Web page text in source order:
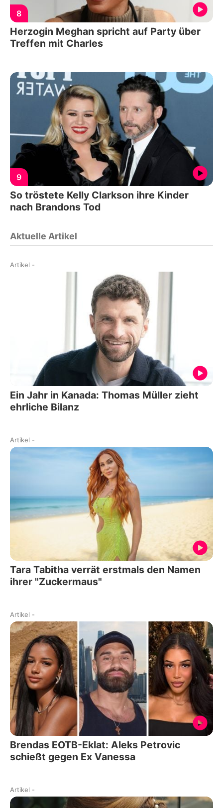
8
Herzogin Meghan spricht auf Party über
Treffen mit Charles
9
So tröstete Kelly Clarkson ihre Kinder
nach Brandons Tod
Aktuelle Artikel
Artikel -
Ein Jahr in Kanada: Thomas Müller zieht
ehrliche Bilanz
Artikel -
Tara Tabitha verrät erstmals den Namen
ihrer "Zuckermaus"
Artikel -
Brendas EOTB-Eklat: Aleks Petrovic
schießt gegen Ex Vanessa
Artikel -